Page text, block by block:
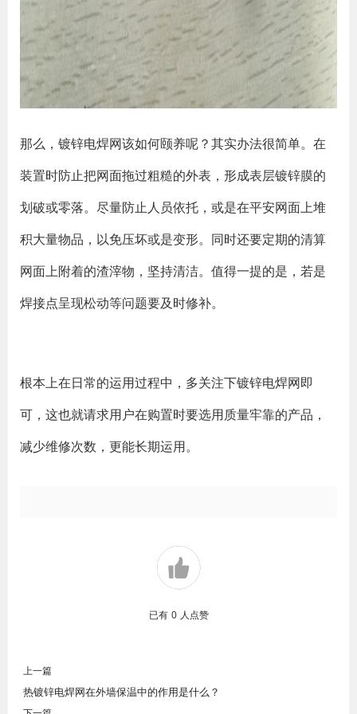
那么，镀锌电焊网该如何颐养呢？其实办法很简单。在
装置时防止把网面拖过粗糙的外表，形成表层镀锌膜的
划破或零落。尽量防止人员依托，或是在平安网面上堆
积大量物品，以免压坏或是变形。同时还要定期的清算
网面上附着的渣滓物，坚持清洁。值得一提的是，若是
焊接点呈现松动等问题要及时修补。
根本上在日常的运用过程中，多关注下镀锌电焊网即
可，这也就请求用户在购置时要选用质量牢靠的产品，
减少维修次数，更能长期运用。
已有 0 人点赞
上一篇
热镀锌电焊网在外墙保温中的作用是什么？